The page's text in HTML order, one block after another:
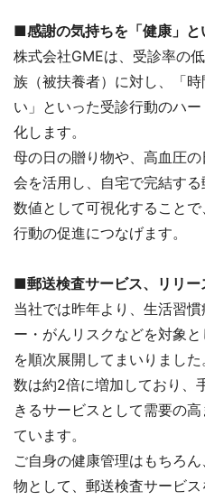
■感謝の気持ちを「健康」と
株式会社GMEは、受診率の
族（被扶養者）に対し、「
い」といった受診行動のハ
化します。
母の日の贈り物や、高血圧
会を活用し、自宅で完結す
数値として可視化すること
行動の促進につなげます。
■郵送検査サービス、リリ
当社では昨年より、生活習
ー・がんリスクなどを対象
を順次展開してまいりまし
数は約2倍に増加しており、
きるサービスとして需要の
ています。
ご自身の健康管理はもちろ
物として、郵送検査サービ